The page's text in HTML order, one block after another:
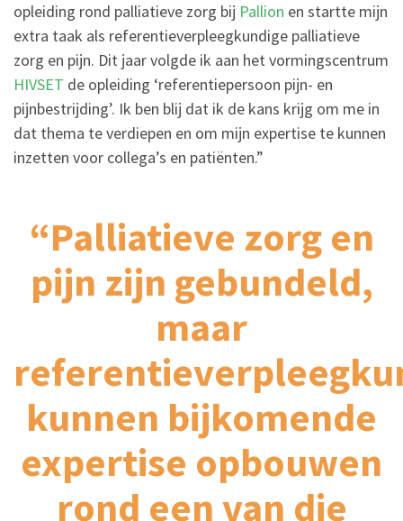
opleiding rond palliatieve zorg bij Pallion en startte mijn
extra taak als referentieverpleegkundige palliatieve
zorg en pijn. Dit jaar volgde ik aan het vormingscentrum
HIVSET de opleiding ‘referentiepersoon pijn- en
pijnbestrijding’. Ik ben blij dat ik de kans krijg om me in
dat thema te verdiepen en om mijn expertise te kunnen
inzetten voor collega’s en patiënten.”
“Palliatieve zorg en
pijn zijn gebundeld,
maar
kunnen bijkomende
expertise opbouwen
rond een van die